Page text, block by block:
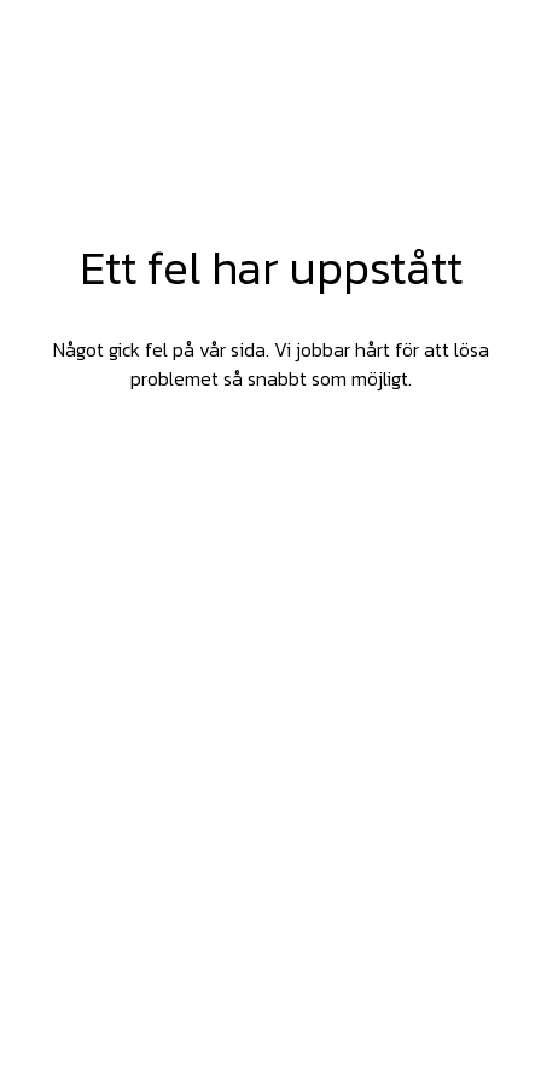
Ett fel har uppstått
Något gick fel på vår sida. Vi jobbar hårt för att lösa
problemet så snabbt som möjligt.